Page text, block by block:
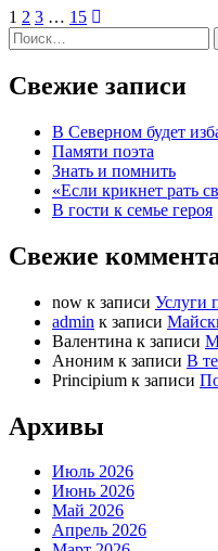
1 2 3 … 15
Найти:
Свежие записи
В Северном будет
Памяти поэта
Знать и помнить
«Если крикнет рать
В гости к семье героя
Свежие
now к записи Услуги
admin к записи
Валентина к записи
Аноним к записи В
Principium к записи
Архивы
Июль 2026
Июнь 2026
Май 2026
Апрель 2026